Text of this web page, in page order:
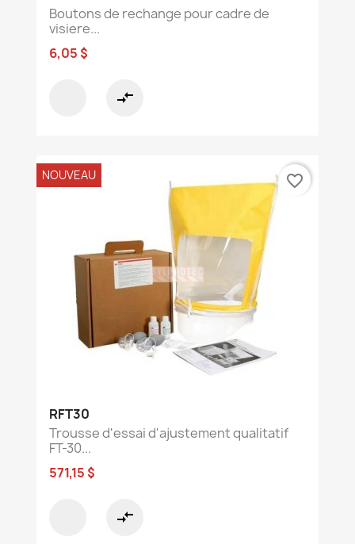
Boutons de rechange pour cadre de
visiere...
6,05 $
compare_arrows
RFT30
Trousse d'essai d'ajustement qualitatif
FT-30...
571,15 $
compare_arrows
NOUVEAU favorite_border